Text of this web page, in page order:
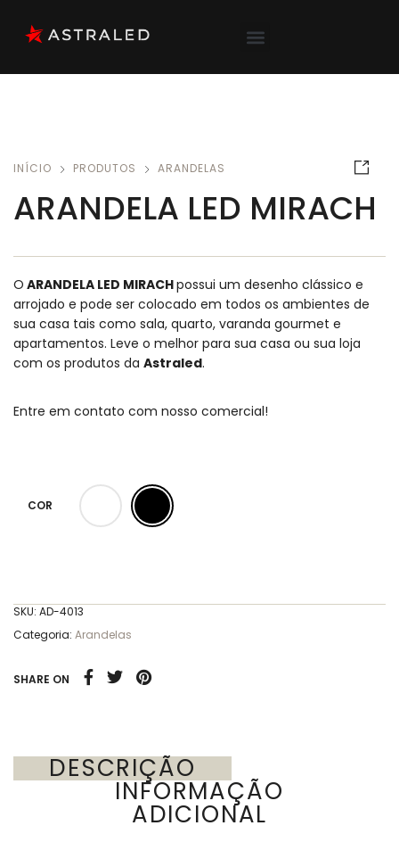
INÍCIO PRODUTOS ARANDELAS
ARANDELA LED MIRACH
O ARANDELA LED MIRACHpossui um desenho clássico e
arrojado e pode ser colocado em todos os ambientes de
sua casa tais como sala, quarto, varanda gourmet e
apartamentos. Leve o melhor para sua casa ou sua loja
com os produtos da Astraled.
Entre em contato com nosso comercial!
COR
SKU: AD-4013
Categoria: Arandelas
SHARE ON
DESCRIÇÃO
INFORMAÇÃO
ADICIONAL